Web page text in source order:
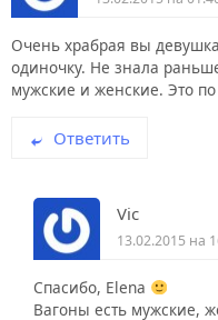
Очень храбрая вы
одиночку. Не знала
мужские и женские. Это
Ответить
Vic
13.02.2015 на
Спасибо, Elena
Вагоны есть мужские,